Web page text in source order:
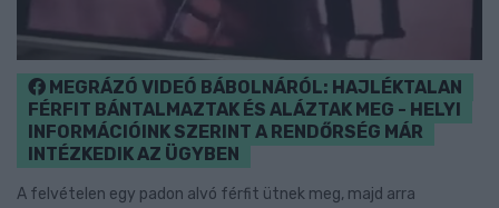
MEGRÁZÓ VIDEÓ BÁBOLNÁRÓL: HAJLÉKTALAN
FÉRFIT BÁNTALMAZTAK ÉS ALÁZTAK MEG - HELYI
INFORMÁCIÓINK SZERINT A RENDŐRSÉG MÁR
INTÉZKEDIK AZ ÜGYBEN
A felvételen egy padon alvó férfit ütnek meg, majd arra